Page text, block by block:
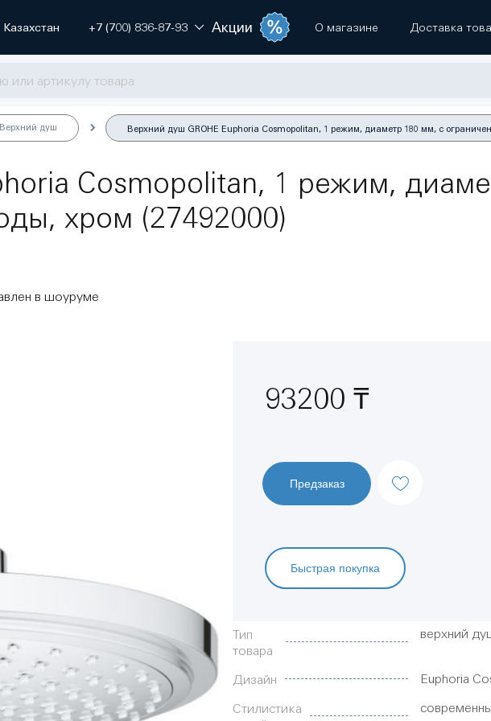
Казахстан +7 (700) 836-87-93 Акции О магазине Доставка
Верхний душ Верхний душ GROHE Euphoria Cosmopolitan, 1 режим, диаметр 180 мм, с
Cosmopolitan, 1 режим,
хром (27492000)
в шоуруме
93200 ₸
Предзаказ
Быстрая покупка
Характеристики
Тип
товара
верхний
Дизайн Euphoria
Стилистика